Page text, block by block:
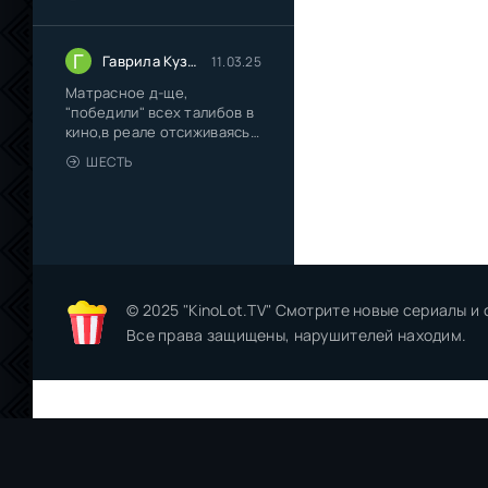
Г Гаврила Кузмич Иванов 11.03.25
Матрасное д-ще,
"победили" всех талибов в
кино,в реале отсиживаясь
на
ШЕСТЬ
© 2025 "KinoLot.TV" Смотрите новые сериалы и
Все права защищены, нарушителей находим.